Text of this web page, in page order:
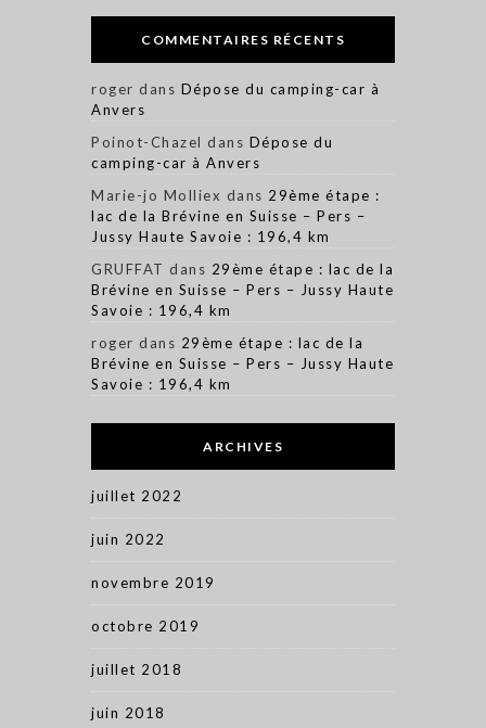
COMMENTAIRES RÉCENTS
roger dans Dépose du camping-car à
Anvers
Poinot-Chazel dans Dépose du
camping-car à Anvers
Marie-jo Molliex dans 29ème étape :
lac de la Brévine en Suisse – Pers –
Jussy Haute Savoie : 196,4 km
GRUFFAT dans 29ème étape : lac de la
Brévine en Suisse – Pers – Jussy Haute
Savoie : 196,4 km
roger dans 29ème étape : lac de la
Brévine en Suisse – Pers – Jussy Haute
Savoie : 196,4 km
ARCHIVES
juillet 2022
juin 2022
novembre 2019
octobre 2019
juillet 2018
juin 2018